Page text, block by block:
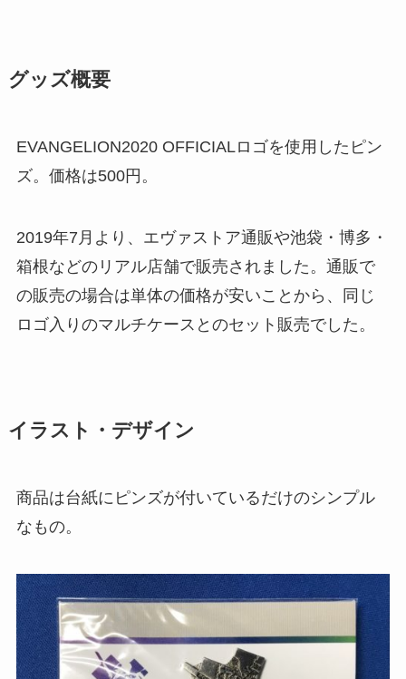
グッズ概要
EVANGELION2020 OFFICIALロゴを使用したピン
ズ。価格は500円。
2019年7月より、エヴァストア通販や池袋・博多・
箱根などのリアル店舗で販売されました。通販で
の販売の場合は単体の価格が安いことから、同じ
ロゴ入りのマルチケースとのセット販売でした。
イラスト・デザイン
商品は台紙にピンズが付いているだけのシンプル
なもの。